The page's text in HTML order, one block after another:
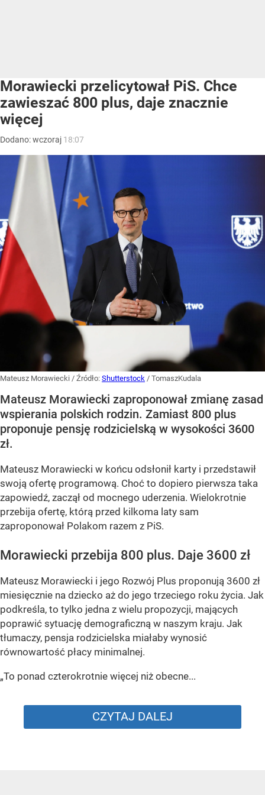
Morawiecki przelicytował PiS. Chce
zawieszać 800 plus, daje znacznie
więcej
Dodano:wczoraj 18:07
Mateusz Morawiecki / Źródło: Shutterstock / TomaszKudala
Mateusz Morawiecki zaproponował zmianę zasad
wspierania polskich rodzin. Zamiast 800 plus
proponuje pensję rodzicielską w wysokości 3600
zł.
Mateusz Morawiecki w końcu odsłonił karty i przedstawił
swoją ofertę programową. Choć to dopiero pierwsza taka
zapowiedź, zaczął od mocnego uderzenia. Wielokrotnie
przebija ofertę, którą przed kilkoma laty sam
zaproponował Polakom razem z PiS.
Morawiecki przebija 800 plus. Daje 3600 zł
Mateusz Morawiecki i jego Rozwój Plus proponują 3600 zł
miesięcznie na dziecko aż do jego trzeciego roku życia. Jak
podkreśla, to tylko jedna z wielu propozycji, mających
poprawić sytuację demograficzną w naszym kraju. Jak
tłumaczy, pensja rodzicielska miałaby wynosić
równowartość płacy minimalnej.
„To ponad czterokrotnie więcej niż obecne...
CZYTAJ DALEJ